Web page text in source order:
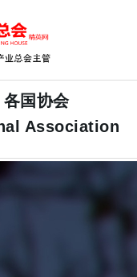
各国协会
Association